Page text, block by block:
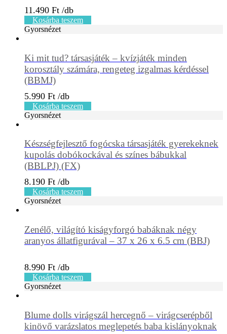
11.490 Ft
Kosárba teszem
Gyorsnézet
Ki mit tud? társasjáték – kvízjáték minden
korosztály számára, rengeteg izgalmas kérdéssel
(BBMJ)
5.990 Ft
Kosárba teszem
Gyorsnézet
Készségfejlesztő fogócska társasjáték gyerekeknek
kupolás dobókockával és színes bábukkal
(BBLPJ) (FX)
8.190 Ft
Kosárba teszem
Gyorsnézet
Zenélő, világító kiságyforgó babáknak négy
aranyos állatfigurával – 37 x 26 x 6.5 cm (BBJ)
8.990 Ft
Kosárba teszem
Gyorsnézet
Blume dolls virágszál hercegnő – virágcserépből
kinövő varázslatos meglepetés baba kislányoknak